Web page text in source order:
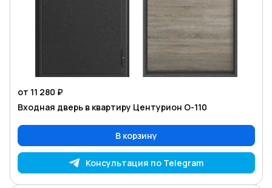
от 11 280 ₽
Входная дверь в квартиру Центурион O-110
В корзину
Консультация по Telegram